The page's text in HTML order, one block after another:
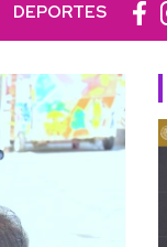
DEPORTES